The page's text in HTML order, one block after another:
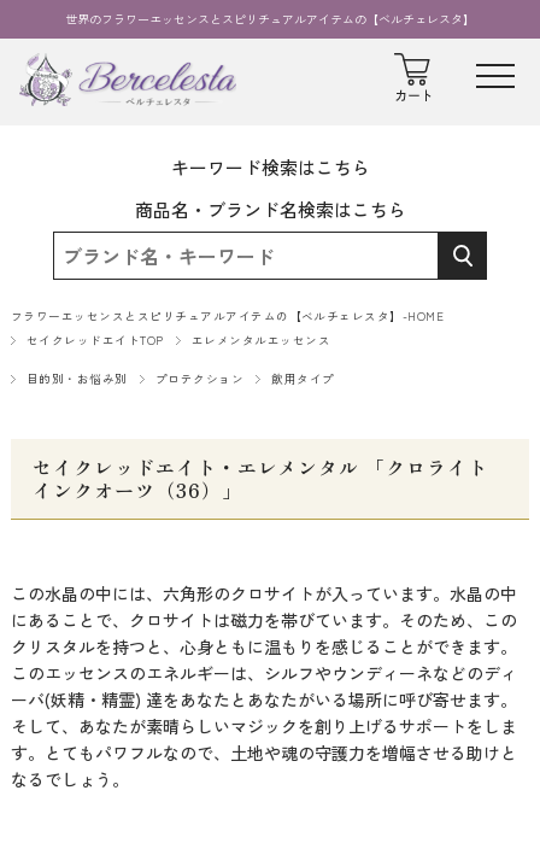
世界のフラワーエッセンスとスピリチュアルアイテムの【ベルチェレスタ】
キーワード検索はこちら
商品名・ブランド名検索はこちら
フラワーエッセンスとスピリチュアルアイテムの【ベルチェレスタ】-HOME
セイクレッドエイトTOP
エレメンタルエッセンス
目的別・お悩み別 プロテクション 飲用タイプ
セイクレッドエイト・エレメンタル 「クロライト
インクオーツ（36）」
この水晶の中には、六角形のクロサイトが入っています。水晶の中
にあることで、クロサイトは磁力を帯びています。そのため、この
クリスタルを持つと、心身ともに温もりを感じることができます。
このエッセンスのエネルギーは、シルフやウンディーネなどのディ
ーバ(妖精・精霊) 達をあなたとあなたがいる場所に呼び寄せます。
そして、あなたが素晴らしいマジックを創り上げるサポートをしま
す。とてもパワフルなので、土地や魂の守護力を増幅させる助けと
なるでしょう。